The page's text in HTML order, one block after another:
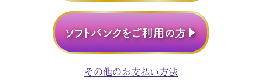
その他のお支払い方法